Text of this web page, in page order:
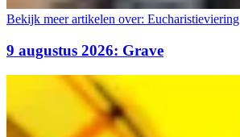
Bekijk meer artikelen over: Eucharistieviering
9 augustus 2026: Grave